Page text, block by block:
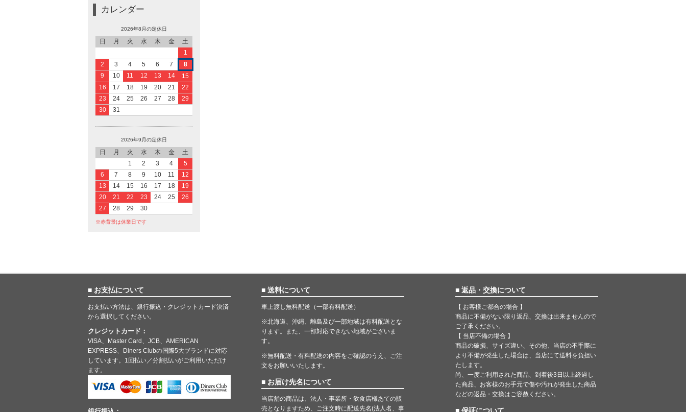
カレンダー
2026年8月の定休日
日 月 火 水 木 金
土
1
2
3 4 5 6 7
8
9
10 11 12 13 14
15
16
17 18 19 20 21
22
23
24 25 26 27 28
29
30
31
2026年9月の定休日
日 月 火 水 木 金
土
1
2 3 4
5
6
7 8 9 10 11
12
13
14 15 16 17 18
19
20
21 22 23 24 25
26
27
28 29 30
※赤背景は休業日です
■ お支払について
お支払い方法は、銀行振込・クレジットカード決済
から選択してください。
クレジットカード：
VISA、Master Card、JCB、AMERICAN
EXPRESS、Diners Clubの国際5大ブランドに対応
しています。1回払い／分割払いがご利用いただけ
ます。
■ 送料について
車上渡し無料配送（一部有料配送）
※北海道、沖縄、離島及び一部地域は有料配送とな
ります。また、一部対応できない地域がございま
す。
※無料配送・有料配送の内容をご確認のうえ、ご注
文をお願いいたします。
■ お届け先名について
当店舗の商品は、法人・事業所・飲食店様あての販
売となりますため、ご注文時に配送先名(法人名、事
■ 返品・交換について
【 お客様ご都合の場合 】
商品に不備がない限り返品、交換は出来ませんので
ご了承ください。
【 当店不備の場合 】
商品の破損、サイズ違い、その他、当店の不手際に
より不備が発生した場合は、当店にて送料を負担い
たします。
尚、一度ご利用された商品、到着後3日以上経過し
た商品、お客様のお手元で傷や汚れが発生した商品
などの返品・交換はご容赦ください。